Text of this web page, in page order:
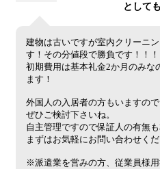
として
建物は古いですが室内クリーニ
す！その分値段で勝負です！！！
初期費用は基本礼金2か月のみな
ます！
外国人の入居者の方もいますの
ぜひご検討下さいね。
自主管理ですので保証人の有無
まずはお気軽にお問い合わせくだ
※派遣業を営みの方、従業員様